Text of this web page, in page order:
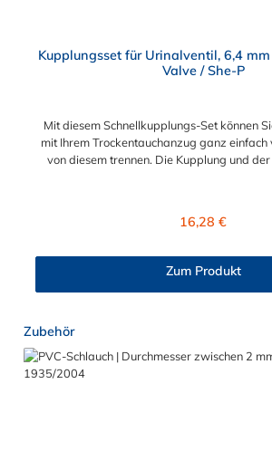
Kupplungsset für Urinalventil, 6,4 mm
Valve / She-P
Mit diesem Schnellkupplungs-Set können
mit Ihrem Trockentauchanzug ganz
von diesem trennen. Die Kupplung und
gekoppelten Zustand verschließen. Die
die Schnellkupplung auch im
Regulärer Preis:
16,28 €
Zum Produkt
Produktgalerie überspringen
Zubehör